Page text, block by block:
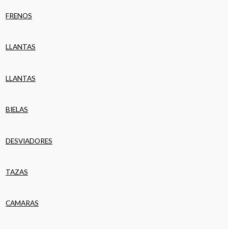
FRENOS
LLANTAS
LLANTAS
BIELAS
DESVIADORES
TAZAS
CAMARAS